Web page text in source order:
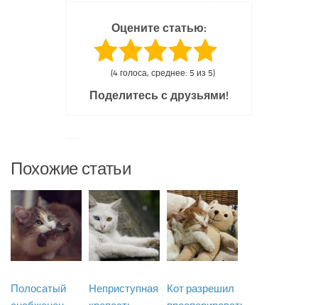
Оцените статью:
(4 голоса, среднее: 5 из 5)
Поделитесь с друзьями!
Похожие статьи
Полосатый
Неприступная
Кот разрешил